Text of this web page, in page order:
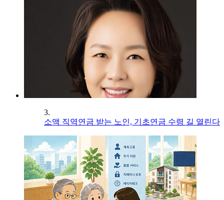
3.
소액 직역연금 받는 노인, 기초연금 수령 길 열린다